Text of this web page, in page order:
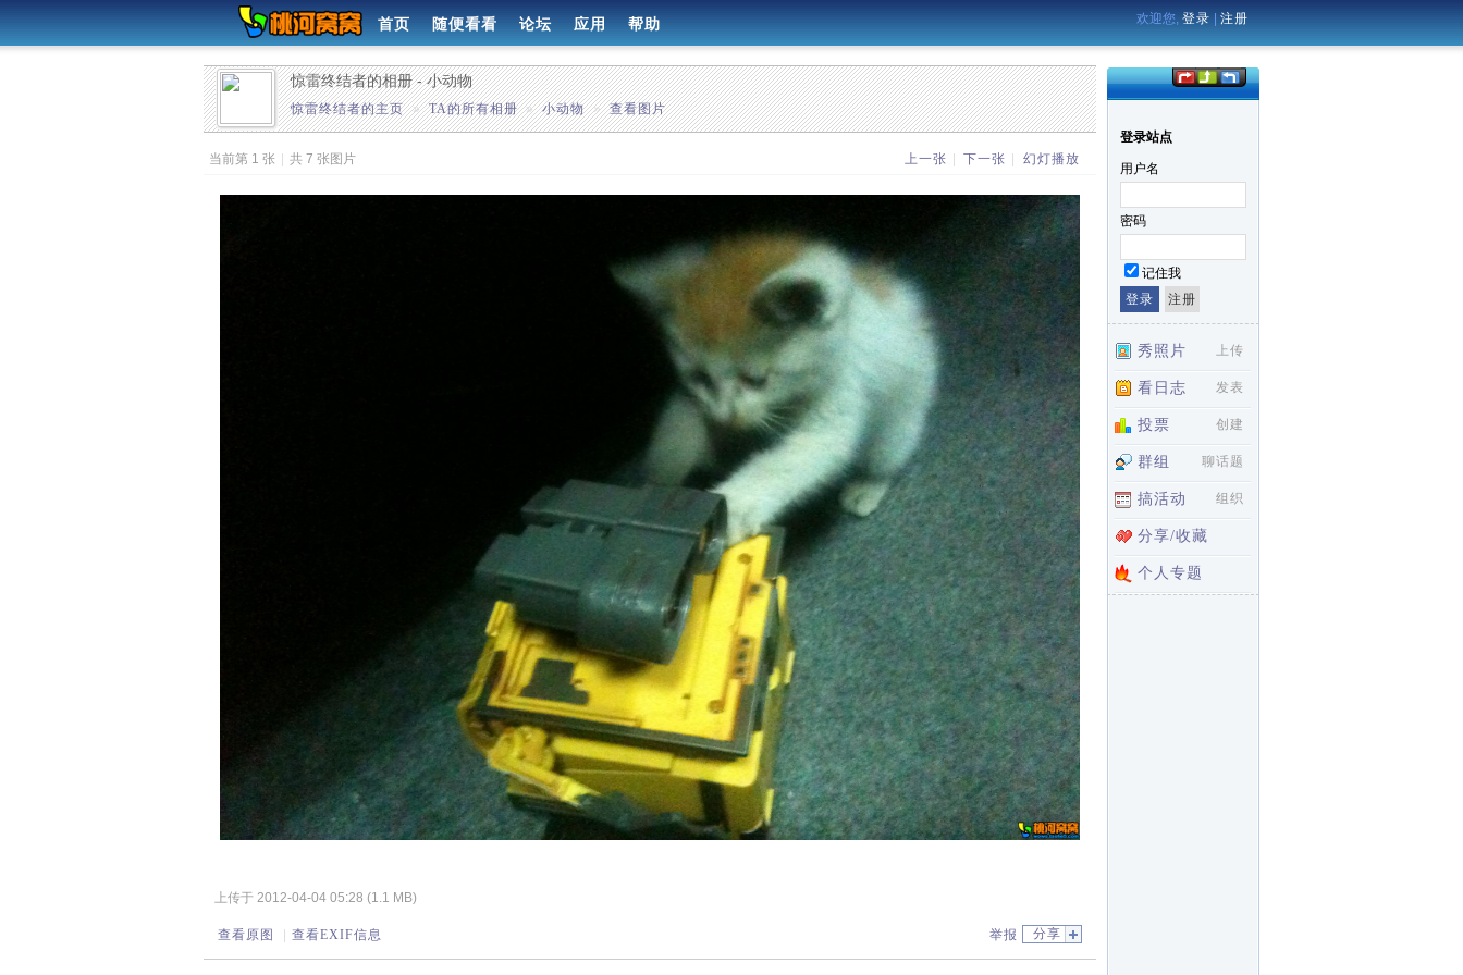
首页 随便看看 论坛 应用 帮助 欢迎您, 登录 注册
惊雷终结者的相册 - 小动物
惊雷终结者的主页 » TA的所有相册 » 小动物 » 查看图片
上一张 下一张 幻灯播放
当前第 1 张 共 7 张图片
上传于 2012-04-04 05:28 (1.1 MB)
查看原图 | 查看EXIF信息 分享
举报
登录站点
用户名
密码
记住我
秀照片 上传
看日志 发表
投票 创建
群组 聊话题
搞活动 组织
分享/收藏
个人专题